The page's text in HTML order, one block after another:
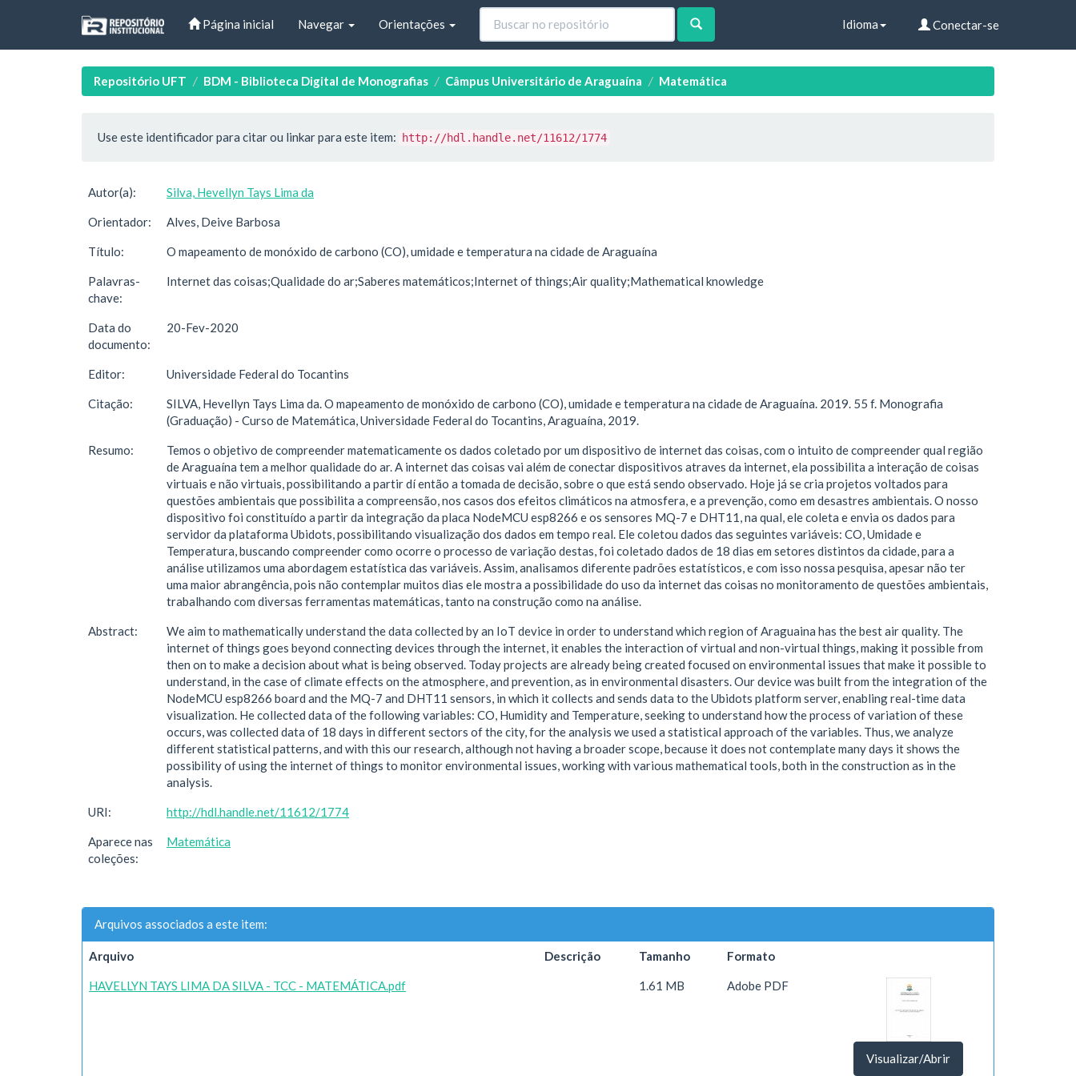
Página inicial Navegar Orientações Idioma Conectar-se
Repositório UFT BDM - Biblioteca Digital de Monografias Câmpus Universitário de Araguaína Matemática
Use este identificador para citar ou linkar para este item: http://hdl.handle.net/11612/1774
Autor(a): Silva, Hevellyn Tays Lima da
Orientador: Alves, Deive Barbosa
Título: O mapeamento de monóxido de carbono (CO), umidade e temperatura na cidade de Araguaína
Palavras-
chave:
Internet das coisas;Qualidade do ar;Saberes matemáticos;Internet of things;Air quality;Mathematical knowledge
Data do
documento:
20-Fev-2020
Editor: Universidade Federal do Tocantins
Citação:
SILVA, Hevellyn Tays Lima da. O mapeamento de monóxido de carbono (CO), umidade e temperatura na cidade de Araguaína. 2019. 55 f. Monografia
(Graduação) - Curso de Matemática, Universidade Federal do Tocantins, Araguaína, 2019.
Resumo:
Temos o objetivo de compreender matematicamente os dados coletado por um dispositivo de internet das coisas, com o intuito de compreender qual região
de Araguaína tem a melhor qualidade do ar. A internet das coisas vai além de conectar dispositivos atraves da internet, ela possibilita a interação de coisas
virtuais e não virtuais, possibilitando a partir dí então a tomada de decisão, sobre o que está sendo observado. Hoje já se cria projetos voltados para
questões ambientais que possibilita a compreensão, nos casos dos efeitos climáticos na atmosfera, e a prevenção, como em desastres ambientais. O nosso
dispositivo foi constituído a partir da integração da placa NodeMCU esp8266 e os sensores MQ-7 e DHT11, na qual, ele coleta e envia os dados para
servidor da plataforma Ubidots, possibilitando visualização dos dados em tempo real. Ele coletou dados das seguintes variáveis: CO, Umidade e
Temperatura, buscando compreender como ocorre o processo de variação destas, foi coletado dados de 18 dias em setores distintos da cidade, para a
análise utilizamos uma abordagem estatística das variáveis. Assim, analisamos diferente padrões estatísticos, e com isso nossa pesquisa, apesar não ter
uma maior abrangência, pois não contemplar muitos dias ele mostra a possibilidade do uso da internet das coisas no monitoramento de questões ambientais,
trabalhando com diversas ferramentas matemáticas, tanto na construção como na análise.
Abstract:
We aim to mathematically understand the data collected by an IoT device in order to understand which region of Araguaina has the best air quality. The
internet of things goes beyond connecting devices through the internet, it enables the interaction of virtual and non-virtual things, making it possible from
then on to make a decision about what is being observed. Today projects are already being created focused on environmental issues that make it possible to
understand, in the case of climate effects on the atmosphere, and prevention, as in environmental disasters. Our device was built from the integration of the
NodeMCU esp8266 board and the MQ-7 and DHT11 sensors, in which it collects and sends data to the Ubidots platform server, enabling real-time data
visualization. He collected data of the following variables: CO, Humidity and Temperature, seeking to understand how the process of variation of these
occurs, was collected data of 18 days in different sectors of the city, for the analysis we used a statistical approach of the variables. Thus, we analyze
different statistical patterns, and with this our research, although not having a broader scope, because it does not contemplate many days it shows the
possibility of using the internet of things to monitor environmental issues, working with various mathematical tools, both in the construction as in the
analysis.
URI: http://hdl.handle.net/11612/1774
Aparece nas
coleções:
Matemática
Arquivos associados a este item:
Arquivo Descrição Tamanho Formato
HAVELLYN TAYS LIMA DA SILVA - TCC - MATEMÁTICA.pdf 1.61 MB Adobe PDF
Visualizar/Abrir